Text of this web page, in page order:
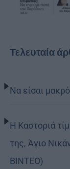
Τελευταία
Να είσαι
Η Καστοριά
της, Άγιο
ΒΙΝΤΕΟ)